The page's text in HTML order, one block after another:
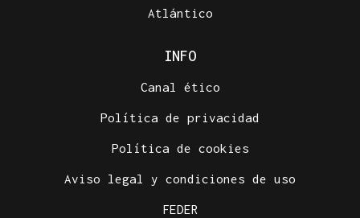
Atlántico
INFO
Canal ético
Política de privacidad
Política de cookies
Aviso legal y condiciones de uso
FEDER